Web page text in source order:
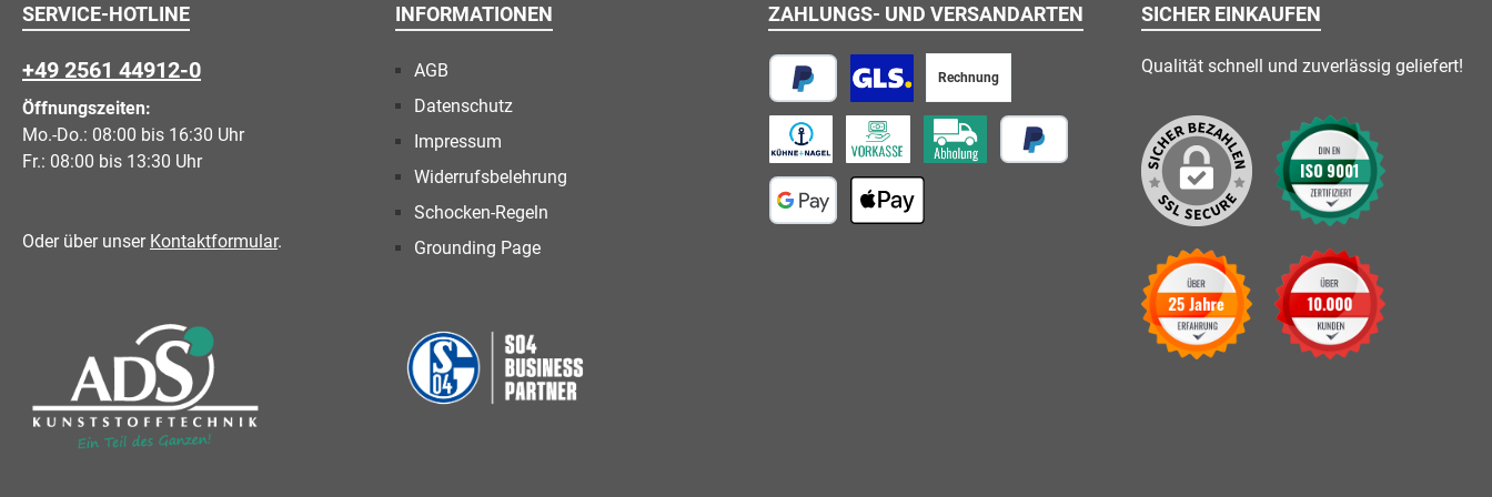
SERVICE-HOTLINE
+49 2561 44912-0
Öffnungszeiten:
Mo.-Do.: 08:00 bis 16:30 Uhr
Fr.: 08:00 bis 13:30 Uhr
Oder über unser Kontaktformular.
INFORMATIONEN
AGB
Datenschutz
Impressum
Widerrufsbelehrung
Schocken-Regeln
Grounding Page
ZAHLUNGS- UND VERSANDARTEN
PayPal
Rechnung
Vorkasse
Paketversand
Speditionsversand Abholung vor Ort
SICHER EINKAUFEN
Qualität schnell und zuverlässig geliefert!